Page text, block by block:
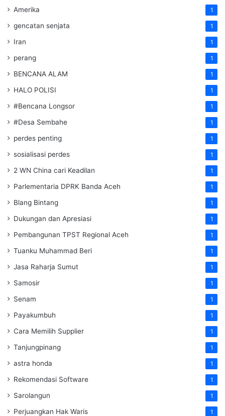
Amerika 1
gencatan senjata 1
Iran 1
perang 1
BENCANA ALAM 1
HALO POLISI 1
#Bencana Longsor 1
#Desa Sembahe 1
perdes penting 1
sosialisasi perdes 1
2 WN China cari Keadilan 1
Parlementaria DPRK Banda Aceh 1
Blang Bintang 1
Dukungan dan Apresiasi 1
Pembangunan TPST Regional Aceh 1
Tuanku Muhammad Beri 1
Jasa Raharja Sumut 1
Samosir 1
Senam 1
Payakumbuh 1
Cara Memilih Supplier 1
Tanjungpinang 1
astra honda 1
Rekomendasi Software 1
Sarolangun 1
Perjuangkan Hak Waris 1